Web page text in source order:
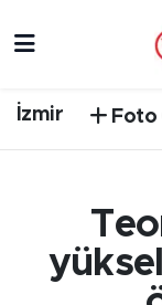
İzmir Foto
EGE
Süper Lig